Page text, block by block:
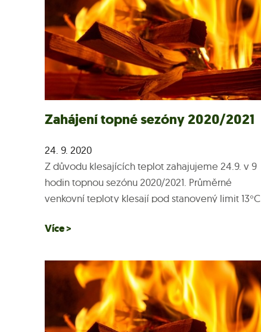
Zahájení topné sezóny 2020/2021
24. 9. 2020
Z důvodu klesajících teplot zahajujeme 24.9. v 9
hodin topnou sezónu 2020/2021. Průměrné
venkovní teploty klesají pod stanovený limit 13°C
důvodů plošně zahajujeme topnou...
Více >